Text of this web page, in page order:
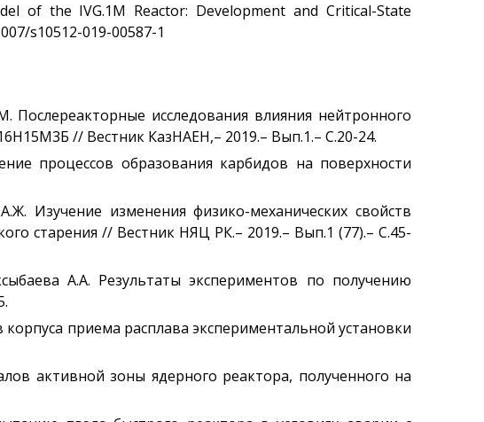
of the IVG.1M Reactor: Development and Critical-State
s10512-019-00587-1
исследования влияния нейтронного
// Вестник КазНАЕН,– 2019.– Вып.1.– С.20-24.
процессов образования карбидов на поверхности
Изучение изменения физико-механических свойств
старения // Вестник НЯЦ РК.– 2019.– Вып.1 (77).– С.45-
А.А. Результаты экспериментов по получению
приема расплава экспериментальной установки
активной зоны ядерного реактора, полученного на